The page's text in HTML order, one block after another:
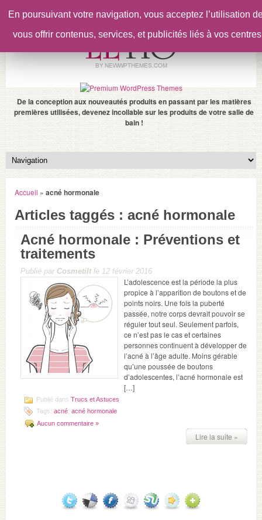
De la conception aux nouveautés produits en passant par les matières
premières utilisées, devenez incollable sur les produits de votre salle de
bain !
Accueil » acné hormonale
Articles taggés : acné hormonale
Acné hormonale : Préventions et
traitements
Publié par Cosmetiltle 12 février 2016
L’adolescence est la période la plus
propice à l’apparition de boutons et de
points noirs. Une fois la puberté
passée, notre corps devrait pouvoir se
réguler tout seul. Seulement parfois,
ce n’est pas le cas et certaines
personnes continuent à développer de
l’acné à l’âge adulte. Moins gérable
qu’une poussée de boutons
d’adolescentes, l’acné hormonale est
[…]
Publié dans Trucs et Astuces
Tags: acné acné hormonale
Aucun commentaire »
Lire la suite »
En poursuivant votre navigation, vous acceptez l’utilisation
vous offrir contenus, services, et publicités liés à vos